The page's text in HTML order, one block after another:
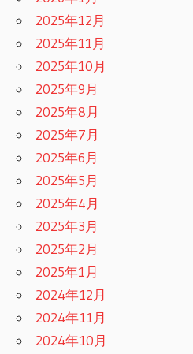
2025年12月
2025年11月
2025年10月
2025年9月
2025年8月
2025年7月
2025年6月
2025年5月
2025年4月
2025年3月
2025年2月
2025年1月
2024年12月
2024年11月
2024年10月